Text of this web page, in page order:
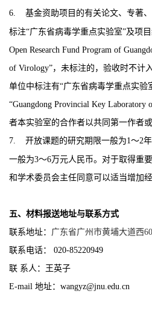
6.
基金资助项目的有关论文、专著
标注“广东省病毒学重点实验室”及项
Open Research Fund Program of
of Virology”，未标注的，验收时不计
单位中标注有“广东省病毒学重点实验
“Guangdong Provincial Key Laboratory
者本实验室的合作者以共同第一作者
7.
开放课题的研究期限一般为1～2
一般为3～6万元人民币。对于取得重
和学术委员会主任同意可以适当增加经
五、材料报送地址与联系方式
联系地址： 广东省广州市黄埔大道西6
联系电话：
020-85220949
联 系人：
王英子
E-mail 地址： wangyz@jnu.edu.cn